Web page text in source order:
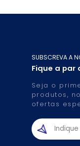
SUBSCREVA A
Fique a par
Seja o
produtos,
ofertas